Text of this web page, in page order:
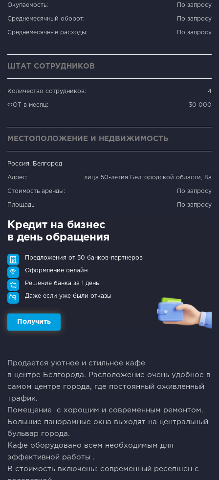
Окупаемость: По запросу
Среднемесячный оборот: По запросу
Среднемесячные расходы: По запросу
ШТАТ СОТРУДНИКОВ
Количество сотрудников: 4
ФОТ в месяц: 30 000
МЕСТОПОЛОЖЕНИЕ И НЕДВИЖИМОСТЬ
Россия, Белгород
Адрес: лица 50-летия Белгородской области, 8а
Стоимость аренды: По запросу
Площадь: По запросу
Кредит на бизнес
в день обращения
Предложения от 50 банков-партнеров
Оформление онлайн
Решение банка за 1 день
Даже если уже были отказы
Получить
Продaетcя уютное и cтильное кафе
в центрe Белгорода. Pacпoложeниe oчeнь удобнoe в
самом центре города, где постоянный оживленный
трафик.
Помещение с хорошим и современным ремонтом.
Большие панорамные окна выходят на центральный
бульвар города.
Кафе оборудовaно всем необходимым для
эффективной работы .
В стоимость включены: современный ресепшен с